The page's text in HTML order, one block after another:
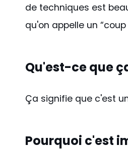
de techniques est
qu'on appelle un
Qu'est-ce que
Ça signifie que c'est
Pourquoi c'est